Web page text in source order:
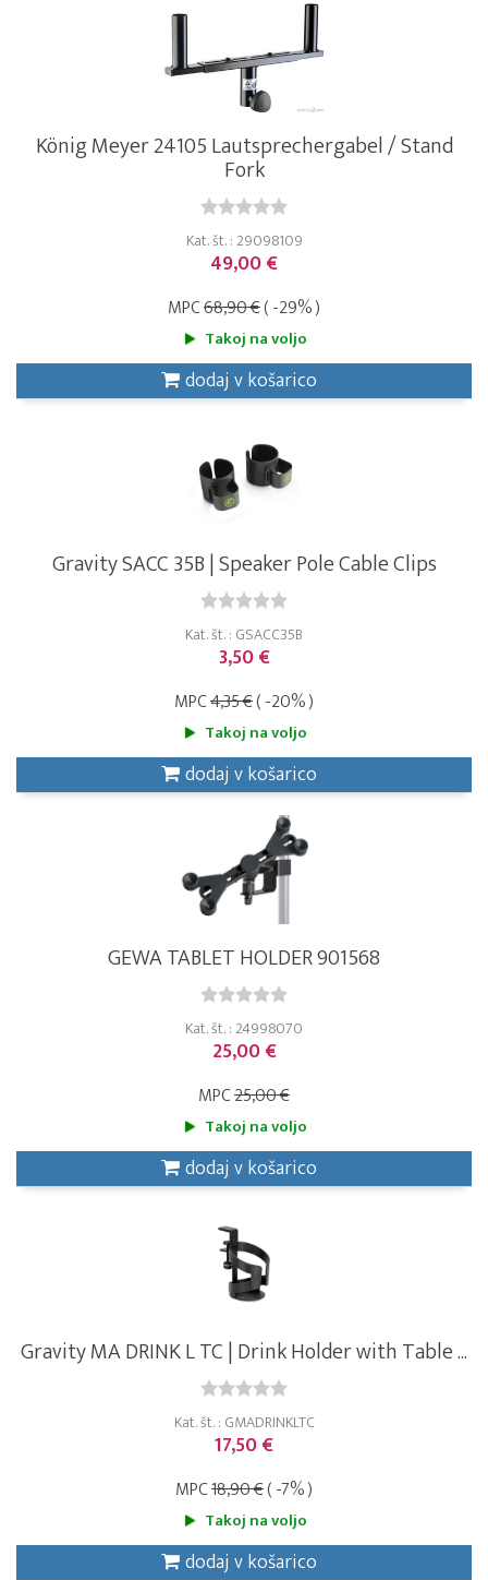
König Meyer 24105 Lautsprechergabel / Stand
Fork
Kat. št. : 29098109
49,00 €
MPC68,90 €( -29% )
Takoj na voljo
dodaj v košarico
Gravity SACC 35B | Speaker Pole Cable Clips
Kat. št. : GSACC35B
3,50 €
MPC4,35 €( -20% )
Takoj na voljo
dodaj v košarico
GEWA TABLET HOLDER 901568
Kat. št. : 24998070
25,00 €
MPC25,00 €
Takoj na voljo
dodaj v košarico
Gravity MA DRINK L TC | Drink Holder with Table ...
Kat. št. : GMADRINKLTC
17,50 €
MPC18,90 €( -7% )
Takoj na voljo
dodaj v košarico